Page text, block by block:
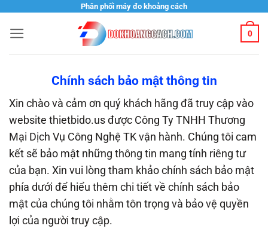
nội
Phân phối máy đo khoảng cách
0
Chính sách bảo mật thông tin
Xin chào và cảm ơn quý khách hãng đã truy cập vào
website thietbido.us được Công Ty TNHH Thương
Mại Dịch Vụ Công Nghệ TK vận hành. Chúng tôi cam
kết sẽ bảo mật những thông tin mang tính riêng tư
của bạn. Xin vui lòng tham khảo chính sách bảo mật
phía dưới để hiểu thêm chi tiết về chính sách bảo
mật của chúng tôi nhằm tôn trọng và bảo vệ quyền
lợi của người truy cập.